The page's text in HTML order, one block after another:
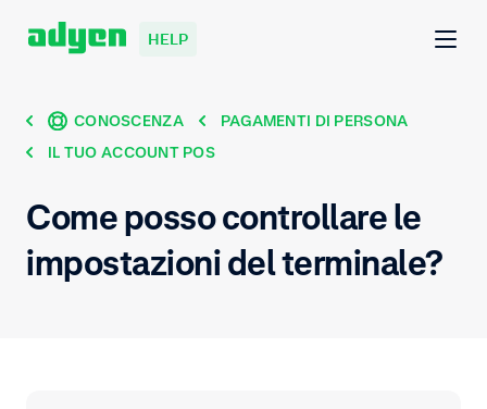
HELP
CONOSCENZA
PAGAMENTI DI PERSONA
IL TUO ACCOUNT POS
Come posso controllare le
impostazioni del terminale?